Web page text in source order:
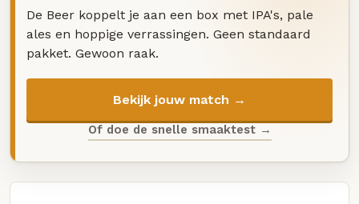
De Beer koppelt je aan een box met IPA's, pale
ales en hoppige verrassingen. Geen standaard
pakket. Gewoon raak.
Bekijk jouw match →
Of doe de snelle smaaktest →